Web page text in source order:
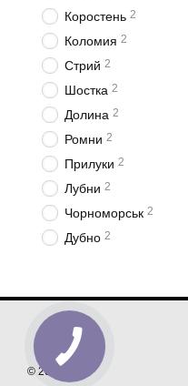
Коростень 2
Коломия 2
Стрий 2
Шостка 2
Долина 2
Ромни 2
Прилуки 2
Лубни 2
Чорноморськ 2
Дубно 2
© 2026